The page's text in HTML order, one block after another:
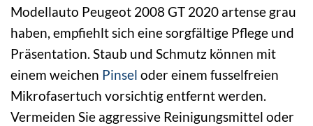
Modellauto Peugeot 2008 GT 2020 artense grau
haben, empfiehlt sich eine sorgfältige Pflege und
Präsentation. Staub und Schmutz können mit
einem weichen Pinsel oder einem fusselfreien
Mikrofasertuch vorsichtig entfernt werden.
Vermeiden Sie aggressive Reinigungsmittel oder